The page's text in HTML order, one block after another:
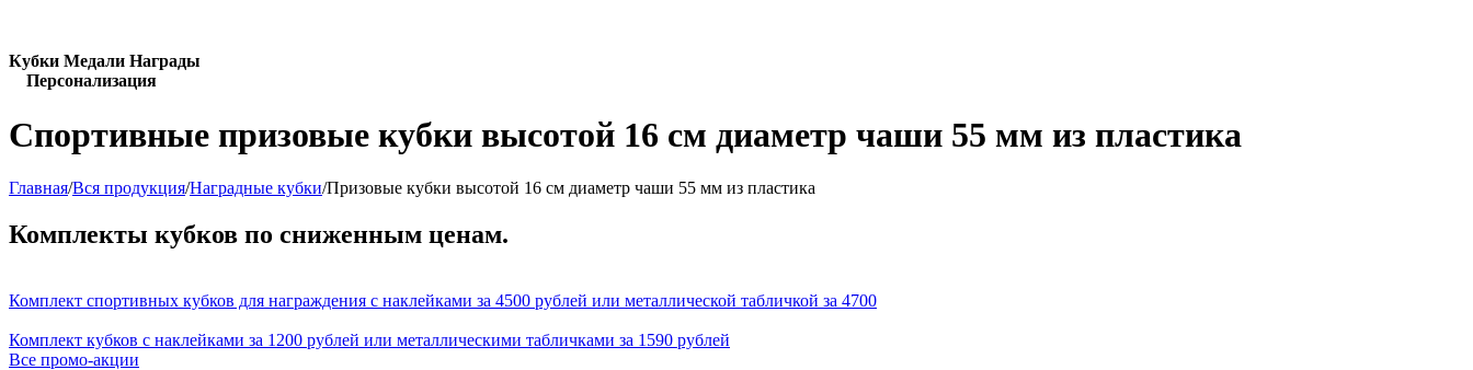
Кубки Медали Награды
Персонализация
Спортивные призовые кубки высотой 16 см диаметр чаши 55 мм из пластика
Главная/Вся продукция/Наградные кубки/Призовые кубки высотой 16 см диаметр чаши 55 мм из пластика
Комплекты кубков по сниженным ценам.
Комплект спортивных кубков для награждения с наклейками за 4500 рублей или металлической табличкой за 4700
Комплект кубков с наклейками за 1200 рублей или металлическими табличками за 1590 рублей
Все промо-акции